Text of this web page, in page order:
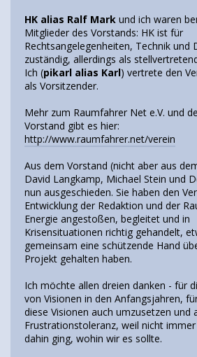
HK alias Ralf Mark und ich waren
Mitglieder des Vorstands: HK ist für
Rechtsangelegenheiten, Technik und
zuständig, allerdings als
Ich (pikarl alias Karl) vertrete den
als Vorsitzender.
Mehr zum Raumfahrer Net e.V. und
Vorstand gibt es hier:
http://www.raumfahrer.net/verein
Aus dem Vorstand (nicht aber aus
David Langkamp, Michael Stein und
nun ausgeschieden. Sie haben den
Entwicklung der Redaktion und der
Energie angestoßen, begleitet und in
Krisensituationen richtig gehandelt,
gemeinsam eine schützende Hand
Projekt gehalten haben.
Ich möchte allen dreien danken - für
von Visionen in den Anfangsjahren,
diese Visionen auch umzusetzen und
Frustrationstoleranz, weil nicht immer
dahin ging, wohin wir es sollte.